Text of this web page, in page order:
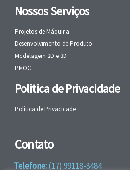
Nossos Serviços
Projetos de Máquina
Desenvolvimento de Produto
Modelagem 2D e 3D
PMOC
Politica de Privacidade
Politica de Privacidade
Contato
Telefone:(17) 99118-8484